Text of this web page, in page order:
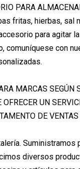
PARA
fritas, hierbas,
para agitar
con
MARCAS
UN
DE
diversos